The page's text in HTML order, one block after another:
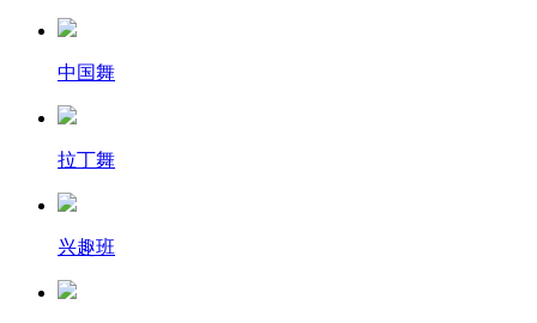
中国舞
拉丁舞
兴趣班